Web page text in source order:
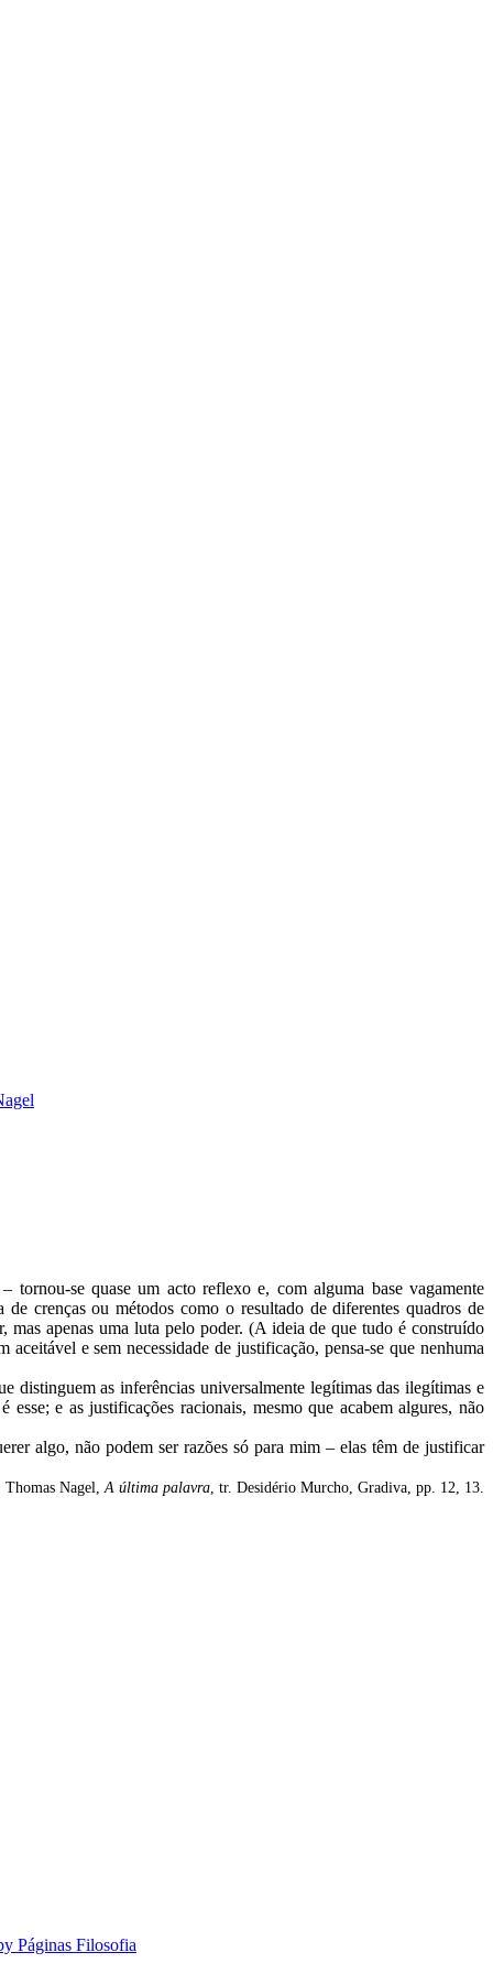
se quase um acto reflexo e, com alguma base vagamente
crenças ou métodos como o resultado de diferentes quadros de
mas apenas uma luta pelo poder. (A ideia de que tudo é construído
e sem necessidade de justificação, pensa-se que nenhuma
distinguem as inferências universalmente legítimas das ilegítimas e
e as justificações racionais, mesmo que acabem algures, não
algo, não podem ser razões só para mim – elas têm de justificar
Thomas Nagel, A última palavra , tr. Desidério Murcho, Gradiva, pp. 12, 13.
Páginas Filosofia